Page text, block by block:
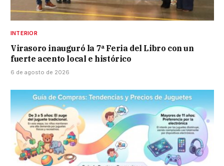
INTERIOR
Virasoro inauguró la 7ª Feria del Libro con un
fuerte acento local e histórico
6 de agosto de 2026